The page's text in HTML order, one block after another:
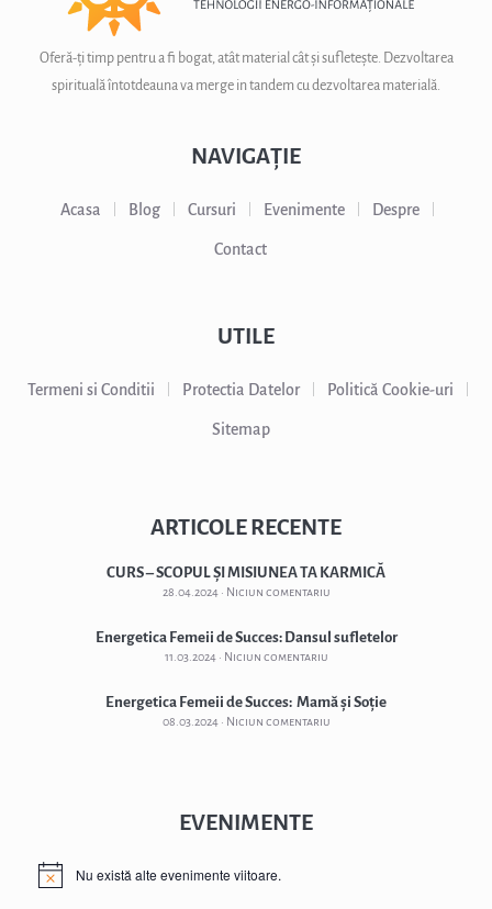
Oferă-ți timp pentru a fi bogat, atât material cât și sufletește. Dezvoltarea
spirituală întotdeauna va merge in tandem cu dezvoltarea materială.
NAVIGAȚIE
Acasa Blog Cursuri Evenimente Despre
Contact
UTILE
Termeni si Conditii Protectia Datelor Politică Cookie-uri
Sitemap
EVENIMENTE
Nu există alte evenimente viitoare.
ARTICOLE RECENTE
CURS – SCOPUL ȘI MISIUNEA TA KARMICĂ
28.04.2024 Niciun comentariu
Energetica Femeii de Succes: Dansul sufletelor
11.03.2024 Niciun comentariu
Energetica Femeii de Succes: Mamă și Soție
08.03.2024 Niciun comentariu